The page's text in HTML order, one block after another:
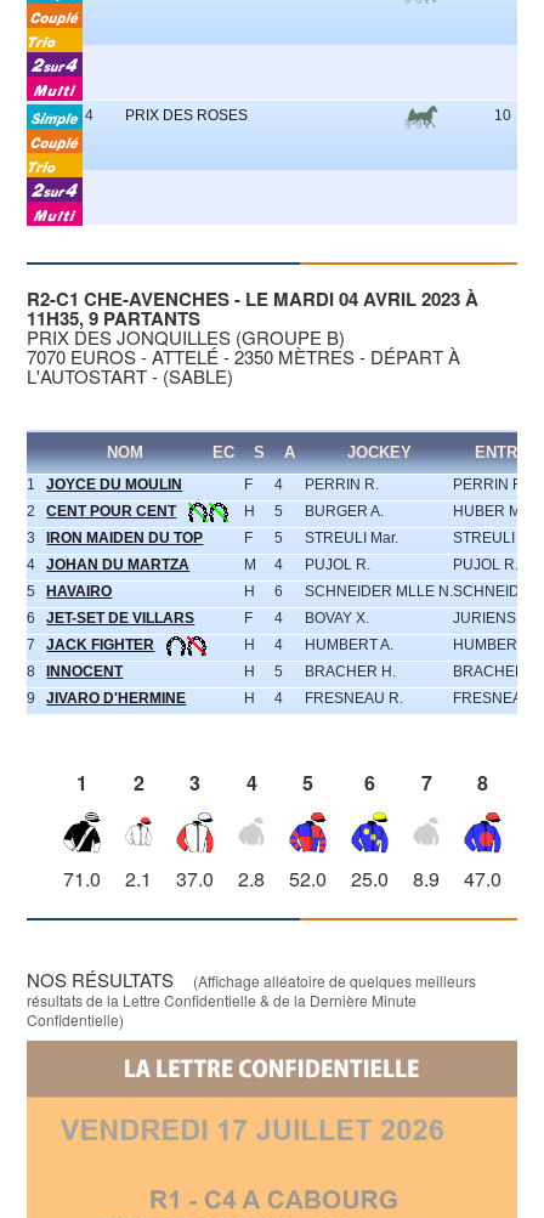
4 PRIX DES ROSES 10
R2-C1 CHE-AVENCHES - LE MARDI 04 AVRIL 2023 À
11H35, 9 PARTANTS
PRIX DES JONQUILLES (GROUPE B)
7070 EUROS - ATTELÉ - 2350 MÈTRES - DÉPART À
L'AUTOSTART - (SABLE)
NOM EC S A JOCKEY
1 JOYCE DU MOULIN F 4 PERRIN R.
PERRIN R.
2
CENT POUR CENT H 5 BURGER A.
HUBER
3
IRON MAIDEN DU TOP F 5 STREULI Mar.
STREULI
4
JOHAN DU MARTZA M 4 PUJOL R.
PUJOL R.
5
HAVAIRO H 6 SCHNEIDER MLLE N.SCHNEIDER
6
JET-SET DE VILLARS F 4 BOVAY X.
JURIENS
7
JACK FIGHTER H 4 HUMBERT A.
HUMBERT A.
8
INNOCENT H 5 BRACHER H.
BRACHER
9
JIVARO D'HERMINE H 4 FRESNEAU R. FRESNEAU
1 2 3 4 5 6 7 8
71.0 2.1 37.0 2.8 52.0 25.0 8.9 47.0
NOS RÉSULTATS
(Affichage alléatoire de quelques meilleurs
résultats de la Lettre Confidentielle & de la Dernière Minute
Confidentielle)